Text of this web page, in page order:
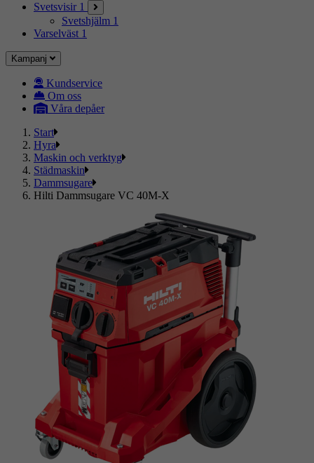
Svetsvisir 1
Svetshjälm 1
Varselväst 1
Kampanj
Kundservice
Om oss
Våra depåer
Start
Hyra
Maskin och verktyg
Städmaskin
Dammsugare
Hilti Dammsugare VC 40M-X